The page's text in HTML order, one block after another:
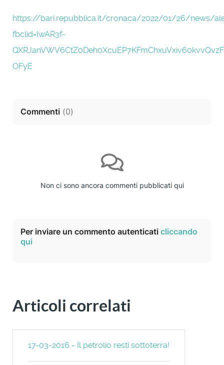
https://bari.repubblica.it/cronaca/2022/01/26/news/
fbclid=IwAR3f-
OFyE
Commenti (0)
Non ci sono ancora commenti pubblicati qui
Per inviare un commento autenticati cliccando
qui
Articoli correlati
17-03-2016 - Il petrolio resti sottoterra!